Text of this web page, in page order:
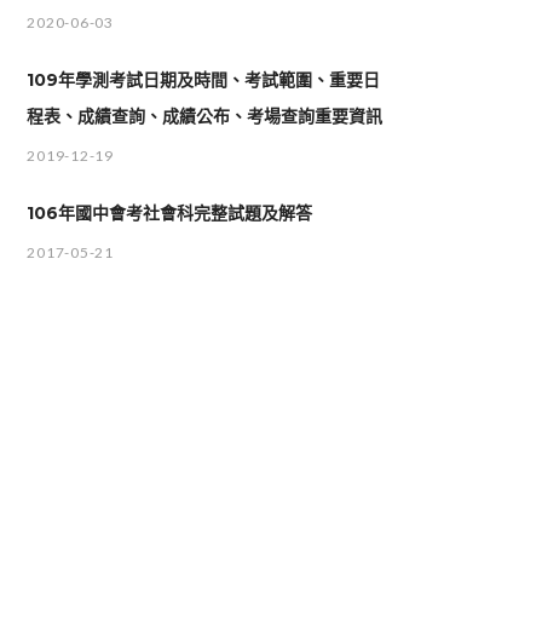
2020-06-03
109年學測考試日期及時間、考試範圍、重要日
程表、成績查詢、成績公布、考場查詢重要資訊
2019-12-19
106年國中會考社會科完整試題及解答
2017-05-21